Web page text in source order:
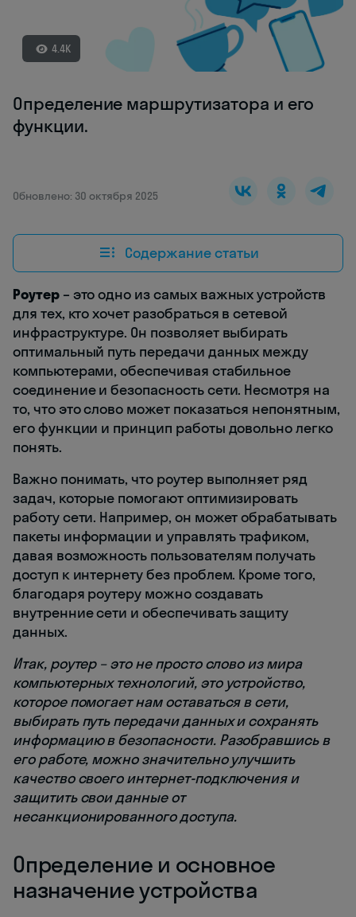
4.4K
Определение маршрутизатора и его
функции.
Обновлено: 30 октября 2025
Содержание статьи
Роутер– это одно из самых важных устройств
для тех, кто хочет разобраться в сетевой
инфраструктуре. Он позволяет выбирать
оптимальный путь передачи данных между
компьютерами, обеспечивая стабильное
соединение и безопасность сети. Несмотря на
то, что это слово может показаться непонятным,
его функции и принцип работы довольно легко
понять.
Важно понимать, что роутер выполняет ряд
задач, которые помогают оптимизировать
работу сети. Например, он может обрабатывать
пакеты информации и управлять трафиком,
давая возможность пользователям получать
доступ к интернету без проблем. Кроме того,
благодаря роутеру можно создавать
внутренние сети и обеспечивать защиту
данных.
Итак, роутер – это не просто слово из мира
компьютерных технологий, это устройство,
которое помогает нам оставаться в сети,
выбирать путь передачи данных и сохранять
информацию в безопасности. Разобравшись в
его работе, можно значительно улучшить
качество своего интернет-подключения и
защитить свои данные от
несанкционированного доступа.
Определение и основное
назначение устройства